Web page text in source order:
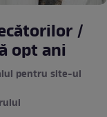
/
opt ani
pentru site-ul